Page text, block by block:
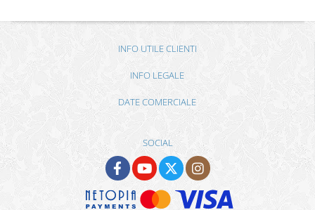
INFO UTILE CLIENTI
INFO LEGALE
DATE COMERCIALE
SOCIAL